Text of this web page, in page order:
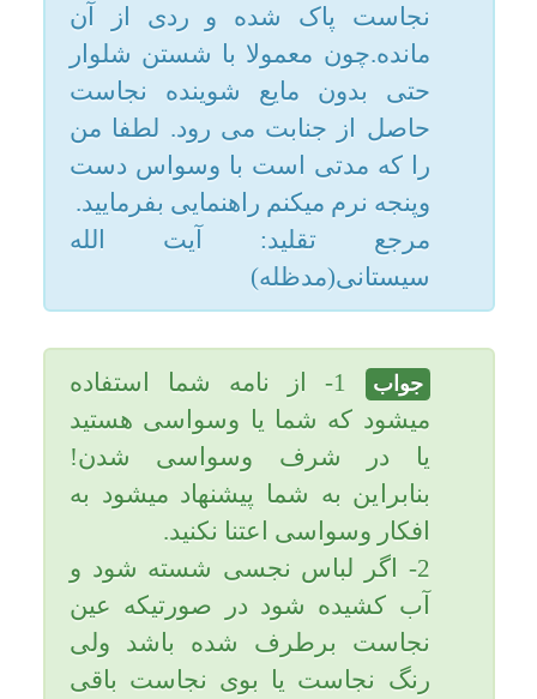
صورتی که یقین به برخورد پای تر و
خیس با محل نجس نداشته باشید
حکم به نجاست نمشود.
4- اگر جایی را شک کنید نجس
هست یا پاک به شک اعتنا نکنید زیرا
شک نجاست را ثابت نمیکند. یاحق.
تاریخ به روزرسانی: جمعه, ۳ آبان ۱۳۹۲